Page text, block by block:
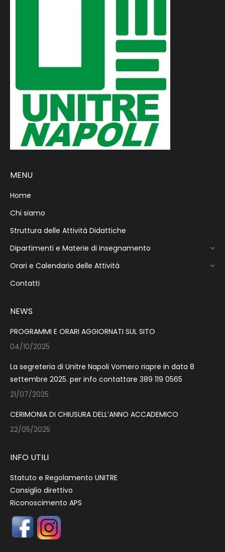
MENU
Home
Chi siamo
Struttura delle Attività Didattiche
Dipartimenti e Materie di insegnamento
Orari e Calendario delle Attività
Contatti
NEWS
PROGRAMMI E ORARI AGGIORNATI SUL SITO
04/10/2025
La segreteria di Unitre Napoli Vomero riapre in data 8
settembre 2025. per info contattare 389 119 0565
21/07/2025
CERIMONIA DI CHIUSURA DELL’ANNO ACCADEMICO
22/05/2025
INFO UTILI
Statuto e Regolamento UNITRE
Consiglio direttivo
Riconoscimento APS